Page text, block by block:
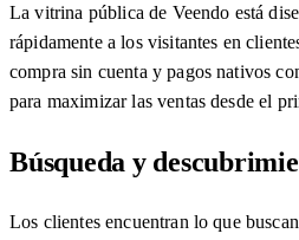
La vitrina pública de Veendo está
rápidamente a los visitantes en
compra sin cuenta y pagos nativos
para maximizar las ventas desde el
Búsqueda y
Los clientes encuentran lo que